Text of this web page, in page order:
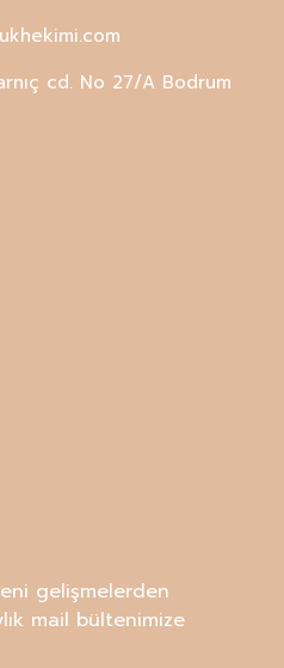
cd. No 27/A Bodrum
gelişmelerden
mail bültenimize